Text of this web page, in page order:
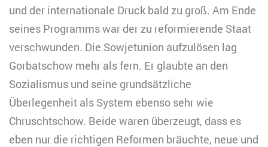
und der internationale Druck bald zu groß. Am Ende
seines Programms war der zu reformierende Staat
verschwunden. Die Sowjetunion aufzulösen lag
Gorbatschow mehr als fern. Er glaubte an den
Sozialismus und seine grundsätzliche
Überlegenheit als System ebenso sehr wie
Chruschtschow. Beide waren überzeugt, dass es
eben nur die richtigen Reformen bräuchte, neue und